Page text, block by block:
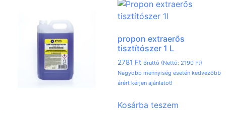
propon extraerős
tisztítószer 1 L
2781 Ft Bruttó (Nettó: 2190 Ft)
Nagyobb mennyiség esetén kedvezőbb
árért kérjen ajánlatot!
Kosárba teszem